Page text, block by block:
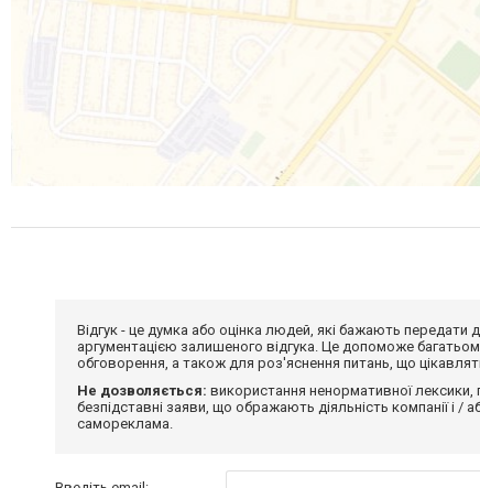
Відгук - це думка або оцінка людей, які бажають
аргументацією залишеного відгука. Це допоможе
обговорення, а також для роз'яснення питань, що
Не дозволяється: використання ненормативної
безпідставні заяви, що ображають діяльність компанії і /
самореклама.